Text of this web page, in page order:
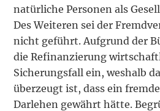
natürliche Personen als
Des Weiteren sei der
nicht geführt. Aufgrund der
die Refinanzierung
Sicherungsfall ein, weshalb
überzeugt ist, dass ein
Darlehen gewährt hätte.